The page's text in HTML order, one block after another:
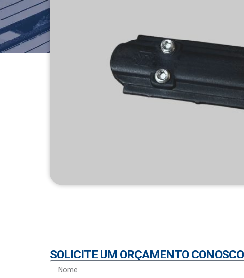
SOLICITE UM ORÇAMENTO CONOSCO